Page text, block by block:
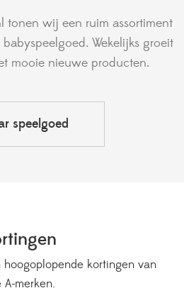
wij een ruim assortiment
Wekelijks groeit
mooie nieuwe producten.
speelgoed
hoogoplopende kortingen van
merken.